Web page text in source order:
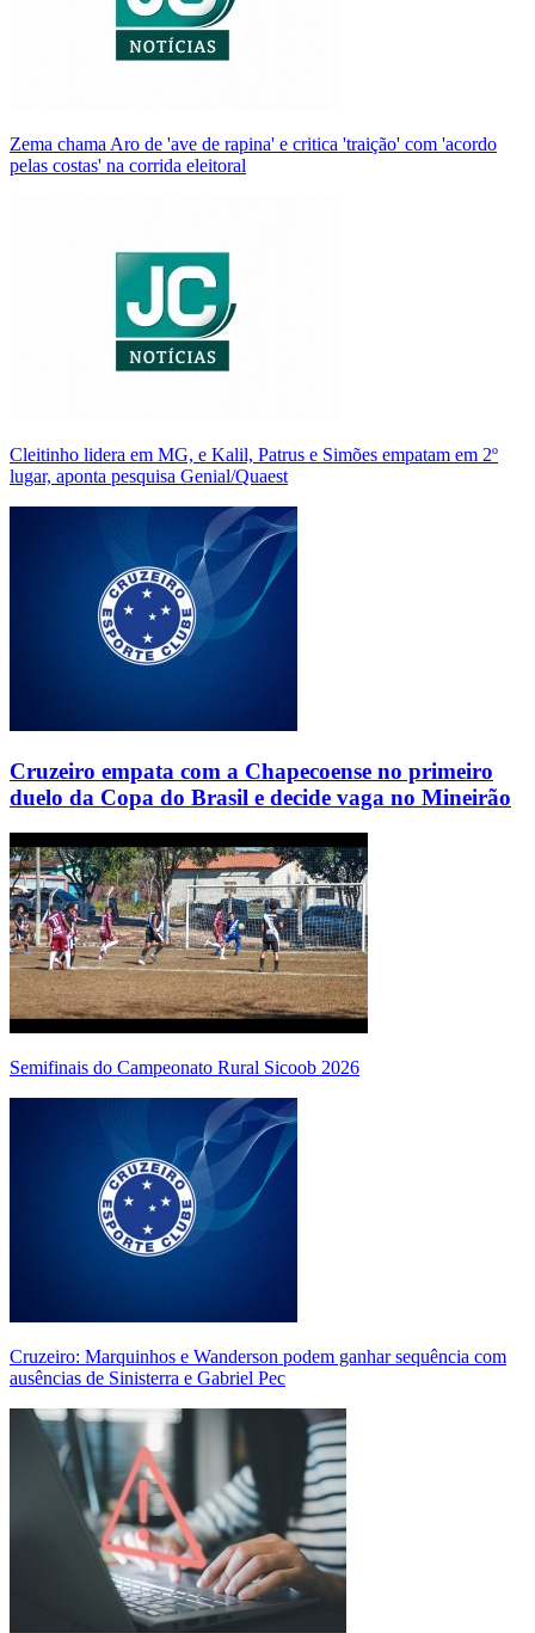
Zema chama Aro de 'ave de rapina' e critica 'traição' com 'acordo
pelas costas' na corrida eleitoral
Cleitinho lidera em MG, e Kalil, Patrus e Simões empatam em 2º
lugar, aponta pesquisa Genial/Quaest
Cruzeiro empata com a Chapecoense no primeiro
duelo da Copa do Brasil e decide vaga no Mineirão
Semifinais do Campeonato Rural Sicoob 2026
Cruzeiro: Marquinhos e Wanderson podem ganhar sequência com
ausências de Sinisterra e Gabriel Pec